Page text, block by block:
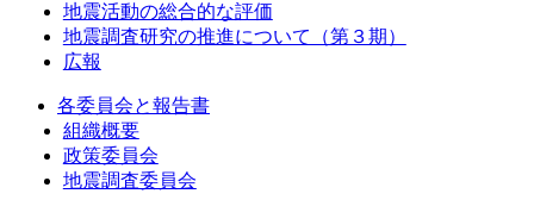
地震活動の総合的な評価
地震調査研究の推進について（第３期）
広報
各委員会と報告書
組織概要
政策委員会
地震調査委員会